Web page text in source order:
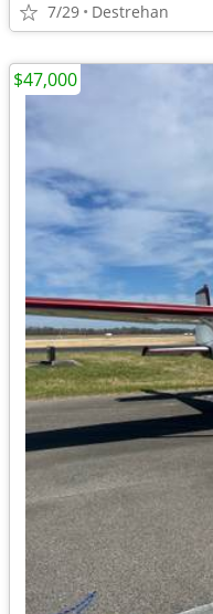
7/29 Destrehan
$47,000